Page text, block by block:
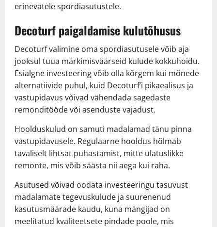
erinevatele spordiasutustele.
Decoturf paigaldamise kulutõhusus
Decoturf valimine oma spordiasutusele võib aja
jooksul tuua märkimisväärseid kulude kokkuhoidu.
Esialgne investeering võib olla kõrgem kui mõnede
alternatiivide puhul, kuid Decoturf’i pikaealisus ja
vastupidavus võivad vähendada sagedaste
remonditööde või asenduste vajadust.
Hoolduskulud on samuti madalamad tänu pinna
vastupidavusele. Regulaarne hooldus hõlmab
tavaliselt lihtsat puhastamist, mitte ulatuslikke
remonte, mis võib säästa nii aega kui raha.
Asutused võivad oodata investeeringu tasuvust
madalamate tegevuskulude ja suurenenud
kasutusmäärade kaudu, kuna mängijad on
meelitatud kvaliteetsete pindade poole, mis